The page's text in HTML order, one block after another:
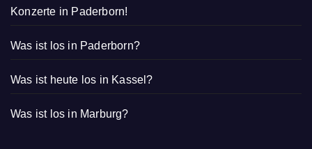
Konzerte in Paderborn!
Was ist los in Paderborn?
Was ist heute los in Kassel?
Was ist los in Marburg?